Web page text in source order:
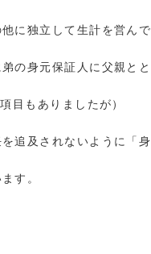
に独立して生計を営んで
の身元保証人に父親とと
目もありましたが）
追及されないように「身
す。